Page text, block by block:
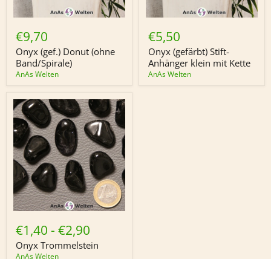
Onyx
(gef.)
Donut
(ohne
Band/Spirale)
€9,70
Onyx (gef.) Donut (ohne
Band/Spirale)
AnAs Welten
Onyx
(gefärbt)
Stift-
Anhänger
klein
mit
Kette
€5,50
Onyx (gefärbt) Stift-
Anhänger klein mit Kette
AnAs Welten
Onyx
Trommelstein
€1,40 - €2,90
Onyx Trommelstein
AnAs Welten